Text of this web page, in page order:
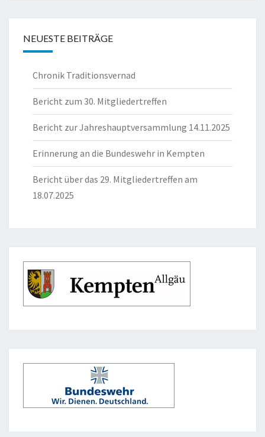
NEUESTE BEITRÄGE
Chronik Traditionsvernad
Bericht zum 30. Mitgliedertreffen
Bericht zur Jahreshauptversammlung 14.11.2025
Erinnerung an die Bundeswehr in Kempten
Bericht über das 29. Mitgliedertreffen am
18.07.2025